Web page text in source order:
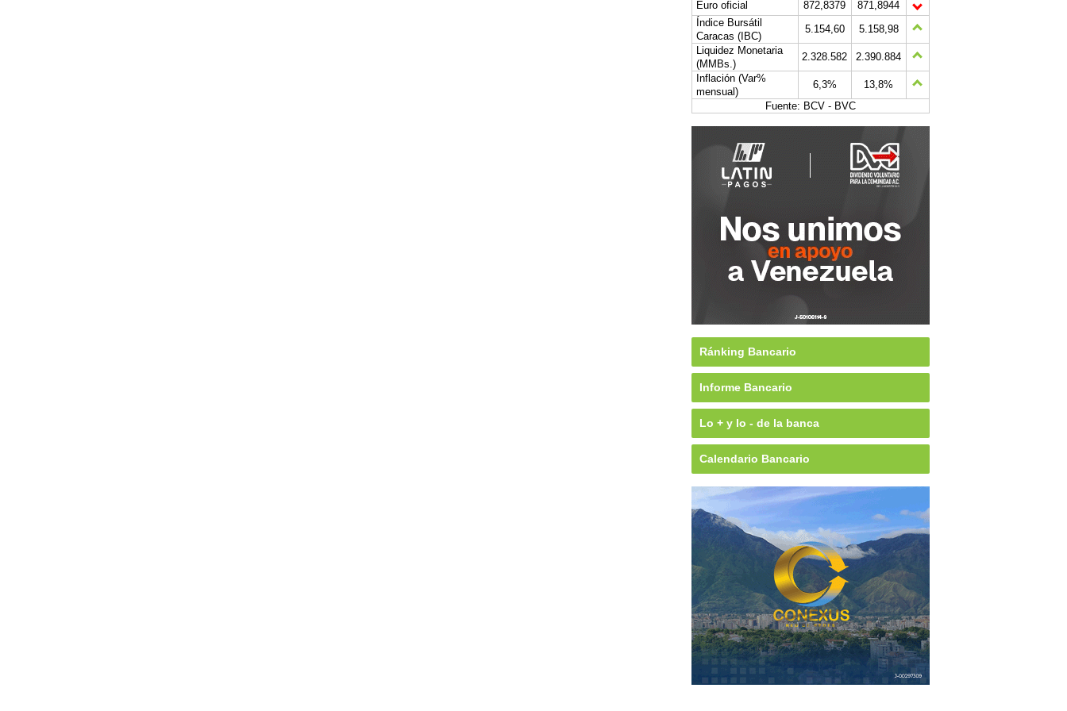
Euro oficial 872,8379
871,8944
Índice Bursátil
Caracas (IBC)
5.154,60
5.158,98
Liquidez Monetaria
(MMBs.)
2.328.582
2.390.884
Inflación (Var%
mensual)
6,3%
13,8%
Fuente: BCV - BVC
Ránking Bancario
Informe Bancario
Lo + y lo - de la banca
Calendario Bancario